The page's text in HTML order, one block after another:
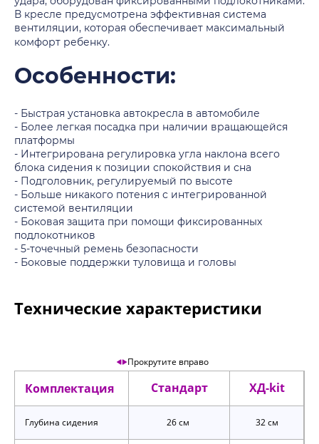
В кресле предусмотрена эффективная система
вентиляции, которая обеспечивает максимальный
комфорт ребенку.
Особенности:
- Быстрая установка автокресла в автомобиле
- Более легкая посадка при наличии вращающейся
платформы
- Интегрирована регулировка угла наклона всего
блока сидения к позиции спокойствия и сна
- Подголовник, регулируемый по высоте
- Больше никакого потения с интегрированной
системой вентиляции
- Боковая защита при помощи фиксированных
подлокотников
- 5-точечный ремень безопасности
- Боковые поддержки туловища и головы
Технические характеристики
Прокрутите вправо
Комплектация Стандарт ХД-kit
Глубина сидения 26 см 32 см